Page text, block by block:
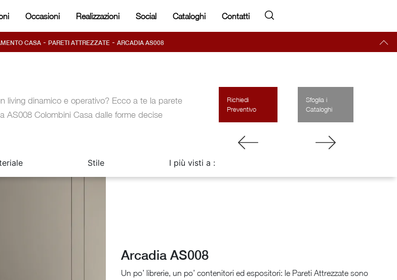
Occasioni Realizzazioni Social Cataloghi Contatti
CASA- PARETI ATTREZZATE - ARCADIA AS008
living dinamico e operativo? Ecco a te la parete
AS008 Colombini Casa dalle forme decise
Richiedi
Preventivo
Sfoglia i
Cataloghi
Stile I più visti a :
Arcadia AS008
Un po’ librerie, un po’ contenitori ed espositori: le Pareti Attrezzate sono